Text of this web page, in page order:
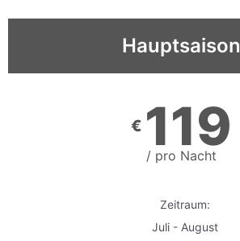
Hauptsaison
€ 119
/ pro Nacht
Zeitraum:
Juli - August